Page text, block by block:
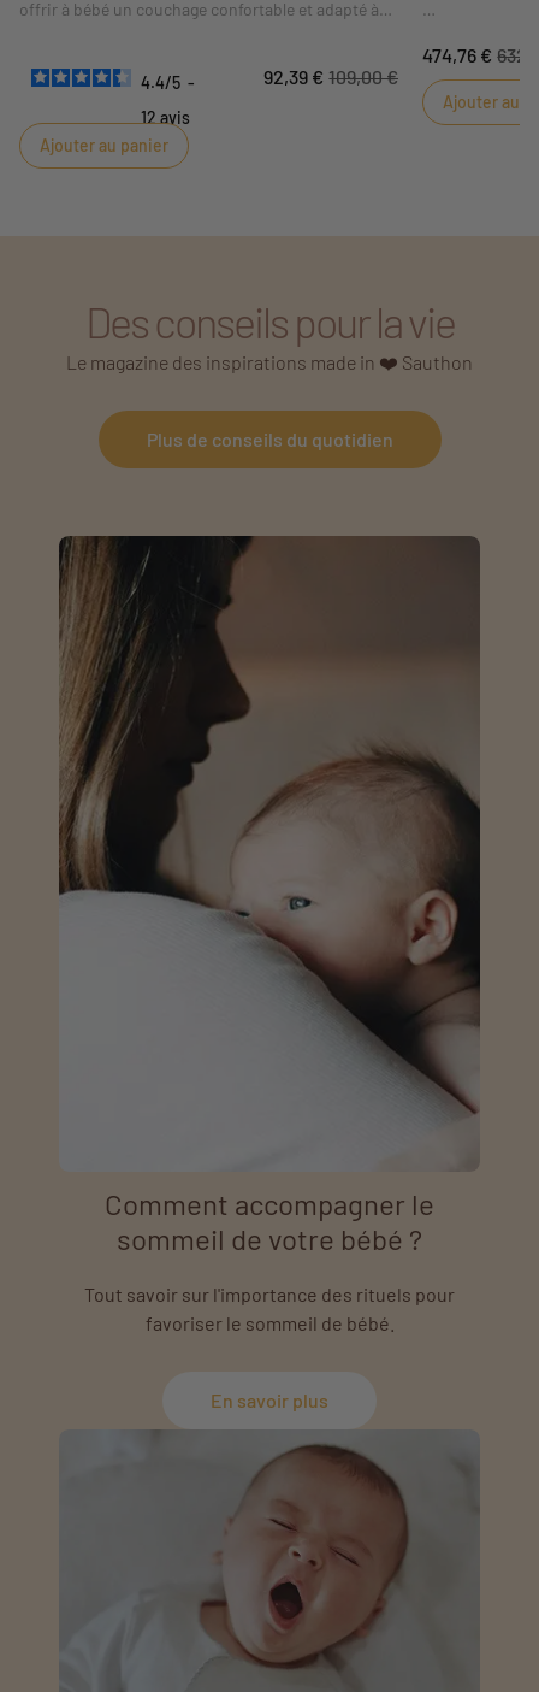
offrir à bébé un couchage confortable et adapté à
et ses conseils d'utilisation sont détaillés dans les
4.4/5 -
12 avis
92,39 € 109,00 €
Ajouter au panier
Kaki. Un
complètera
bébé. Le
apporte
474,76 €
Ajouter au
Des conseils pour la vie
Le magazine des inspirations made in ❤️ Sauthon
Plus de conseils du quotidien
Comment accompagner le
sommeil de votre bébé ?
Tout savoir sur l'importance des rituels pour
favoriser le sommeil de bébé.
En savoir plus